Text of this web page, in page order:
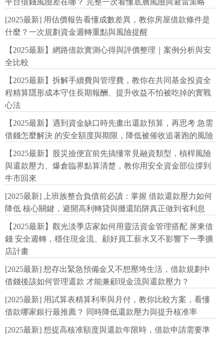
[2025最新] 用估價報告看懂成數差異，教你房屋借款條件是
什麼？一次規劃資金週轉重點與風險提醒
【2025最新】網路借款實測心得與評價整理｜案例分析與安
全比較
【2025最新】拆解手續費與管理費，教你在共同基金投資全
程精算隱形成本守住長期報酬、提升收益不怕被吃掉的實戰
心法
【2025最新】遇到資金缺口時先畫出還款預算，再思考 急需
借錢怎麼解決 的安全額度與期限，降低被催收追著跑的風險
【2025最新】股災撿便宜前先搞懂常見融資類型，槓桿風險
與還款壓力、爆倉臨界點算清楚，教你用安全資金部位撐到
牛市回來
[2025最新] 上班族整合負債前必讀：掌握 借款還款壓力如何
降低 核心關鍵，避開高利轉貸與攤還陷阱真正做到省利息
【2025最新】觀光淡季店家如何用靈活資金管理搭配 屏東借
錢 安全週轉，穩住現金流、顧好員工薪水又不影響下一季擴
店計畫
[2025最新] 想存出緊急預備金又不想壓垮生活，借款規劃中
借錢後該如何管理還款 才能兼顧現金流與還款壓力？
[2025最新] 用試算表精算利率與月付，教你比較方案，看懂
借款哪家銀行最推薦？ 同時降低還款壓力與提升核准率
[2025最新] 想提高核准額度與還款年限時，借款申請需要準